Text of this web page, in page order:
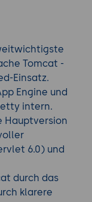
Tomcat -
Einsatz.
Engine und
intern.
Hauptversion
6.0) und
durch das
klarere